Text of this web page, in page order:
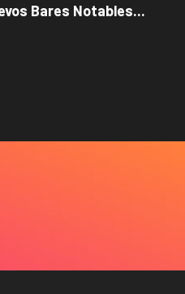
Bares Notables...